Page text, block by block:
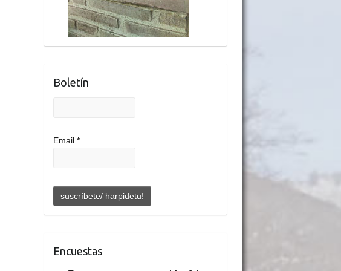
Boletín
Email *
Encuestas